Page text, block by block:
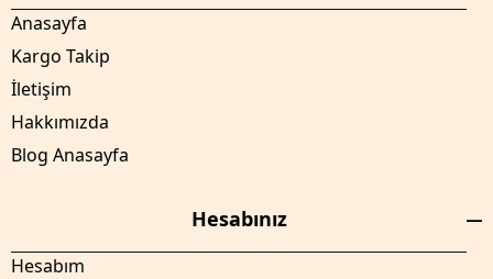
Anasayfa
Kargo Takip
İletişim
Hakkımızda
Blog Anasayfa
Hesabınız
Hesabım